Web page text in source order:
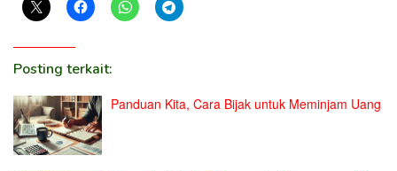
Posting terkait:
Panduan Kita, Cara Bijak untuk Meminjam Uang